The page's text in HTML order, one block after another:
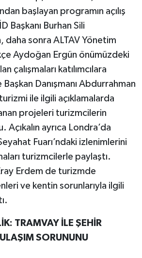
başlayan programın açılış
Başkanı Burhan Sili
sonra ALTAV Yönetim
Aydoğan Ergün önümüzdeki
çalışmaları katılımcılara
Danışmanı Abdurrahman
ile ilgili açıklamalarda
projeleri turizmcilerin
Açıkalın ayrıca Londra’da
Fuarı’ndaki izlenimlerini
turizmcilerle paylaştı.
Erdem de turizmde
ve kentin sorunlarıyla ilgili
TRAMVAY İLE ŞEHİR
SORUNUNU